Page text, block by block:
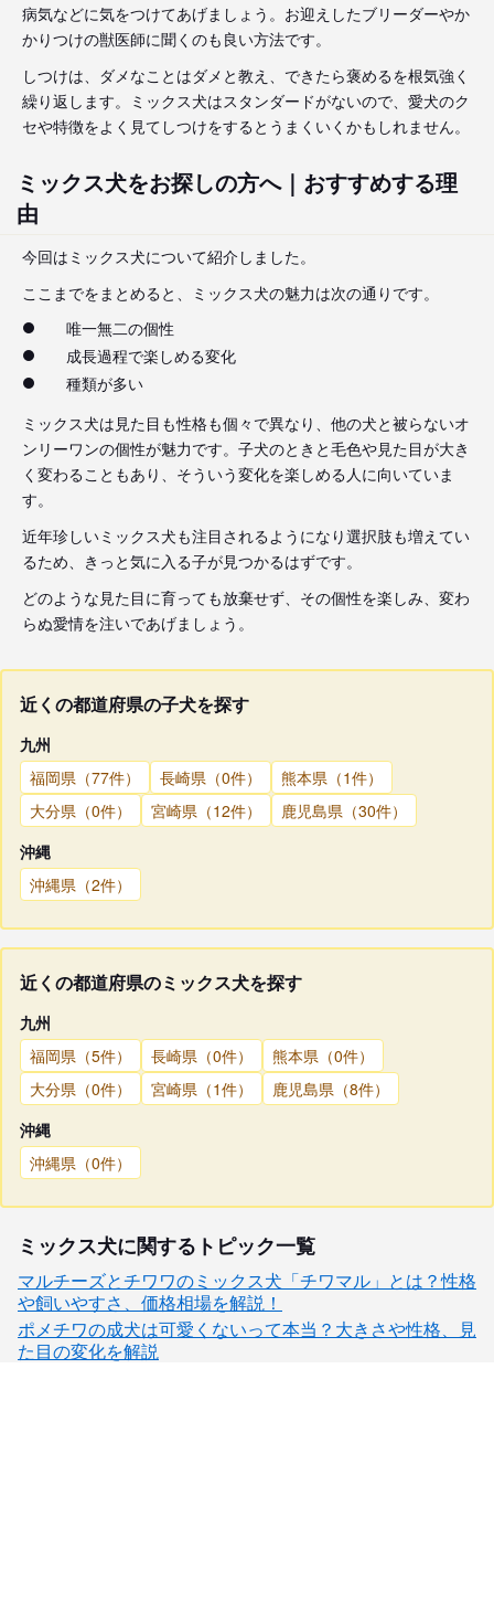
病気などに気をつけてあげましょう。お迎えしたブリーダーやか
かりつけの獣医師に聞くのも良い方法です。
しつけは、ダメなことはダメと教え、できたら褒めるを根気強く
繰り返します。ミックス犬はスタンダードがないので、愛犬のク
セや特徴をよく見てしつけをするとうまくいくかもしれません。
ミックス犬をお探しの方へ｜おすすめする理
由
今回はミックス犬について紹介しました。
ここまでをまとめると、ミックス犬の魅力は次の通りです。
唯一無二の個性
成長過程で楽しめる変化
種類が多い
ミックス犬は見た目も性格も個々で異なり、他の犬と被らないオ
ンリーワンの個性が魅力です。子犬のときと毛色や見た目が大き
く変わることもあり、そういう変化を楽しめる人に向いていま
す。
近年珍しいミックス犬も注目されるようになり選択肢も増えてい
るため、きっと気に入る子が見つかるはずです。
どのような見た目に育っても放棄せず、その個性を楽しみ、変わ
らぬ愛情を注いであげましょう。
近くの都道府県の子犬を探す
九州
福岡県（77件）
長崎県（0件）
熊本県（1件）
大分県（0件）
宮崎県（12件）
鹿児島県（30件）
沖縄
沖縄県（2件）
近くの都道府県のミックス犬を探す
九州
福岡県（5件）
長崎県（0件）
熊本県（0件）
大分県（0件）
宮崎県（1件）
鹿児島県（8件）
沖縄
沖縄県（0件）
ミックス犬に関するトピック一覧
マルチーズとチワワのミックス犬「チワマル」とは？性格
や飼いやすさ、価格相場を解説！
ポメチワの成犬は可愛くないって本当？大きさや性格、見
た目の変化を解説